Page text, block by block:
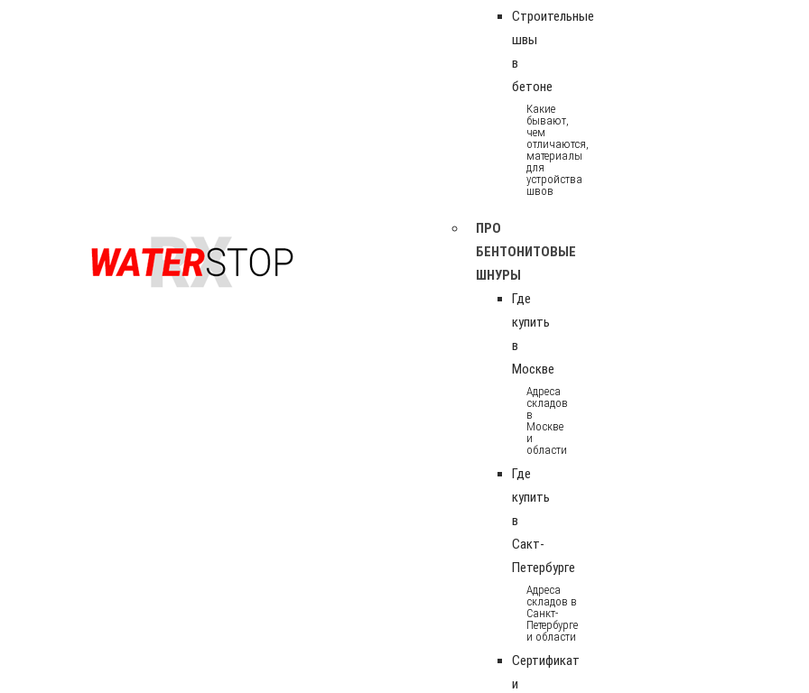
Строительные
швы
в
бетоне
Какие
бывают,
чем
отличаются,
материалы
для
устройства
швов
ПРО
БЕНТОНИТОВЫЕ
ШНУРЫ
Где
купить
в
Москве
Адреса
складов
в
Москве
и
области
Где
купить
в
Сакт-
Петербурге
Адреса
складов в
Санкт-
Петербурге
и области
Сертификат
и